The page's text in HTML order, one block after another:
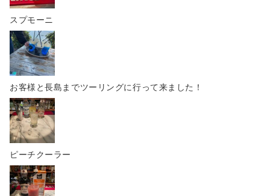
スプモーニ
お客様と長島までツーリングに行って来ました！
ピーチクーラー